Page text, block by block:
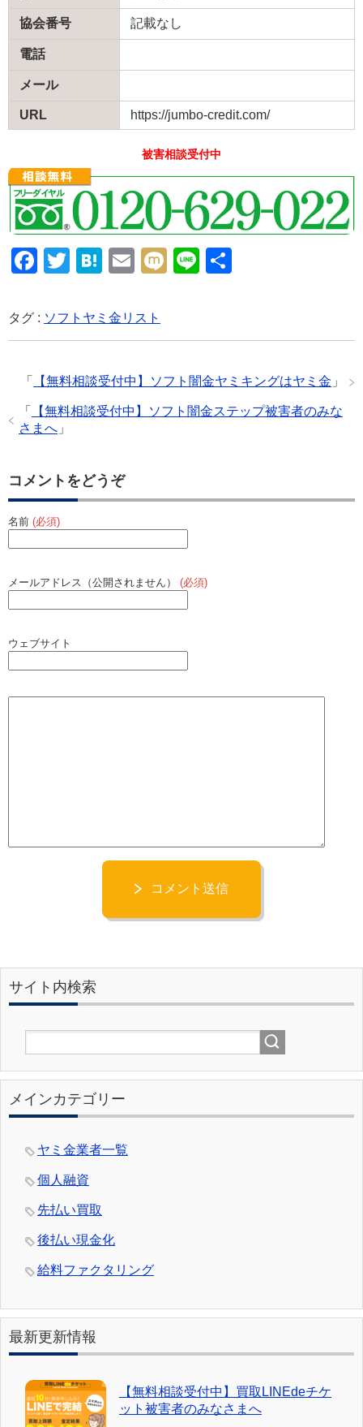
協会番号 記載なし
電話
メール
URL https://jumbo-credit.com/
被害相談受付中
F
c
e
o
o
k
T
tt
er
H
e
n
E
ail
M Li
タグ : ソフトヤミ金リスト
「 【無料相談受付中】ソフト闇金ヤミキングはヤミ金 」
「
【無料相談受付中】ソフト闇金ステップ被害者のみな
さまへ 」
コメントをどうぞ
名前 (必須)
メールアドレス（公開されません） (必須)
ウェブサイト
コメント送信
サイト内検索
メインカテゴリー
ヤミ金業者一覧
個人融資
先払い買取
後払い現金化
給料ファクタリング
最新更新情報
【無料相談受付中】買取LINEdeチケ
ット被害者のみなさまへ